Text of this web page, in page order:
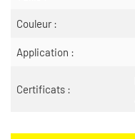
Couleur :
Application :
Certificats :